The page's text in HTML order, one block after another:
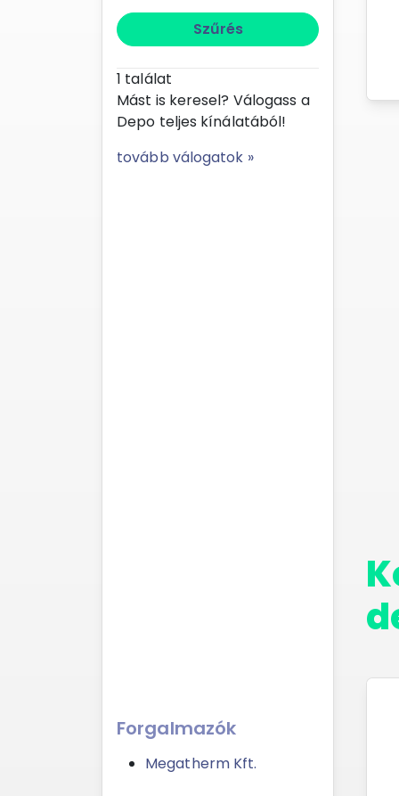
Szűrés
1 találat
Mást is keresel? Válogass a
Depo teljes kínálatából!
tovább válogatok »
Forgalmazók
Megatherm Kft.